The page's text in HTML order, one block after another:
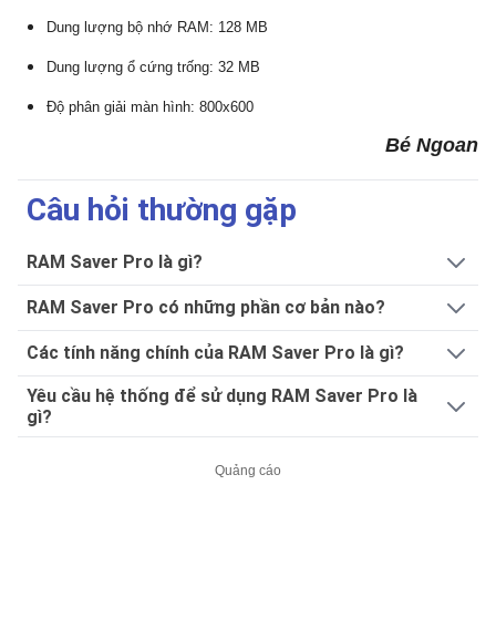
Dung lượng bộ nhớ RAM: 128 MB
Dung lượng ổ cứng trống: 32 MB
Độ phân giải màn hình: 800x600
Bé Ngoan
Câu hỏi thường gặp
RAM Saver Pro là gì?
RAM Saver Pro có những phần cơ bản nào?
Các tính năng chính của RAM Saver Pro là gì?
Yêu cầu hệ thống để sử dụng RAM Saver Pro là
gì?